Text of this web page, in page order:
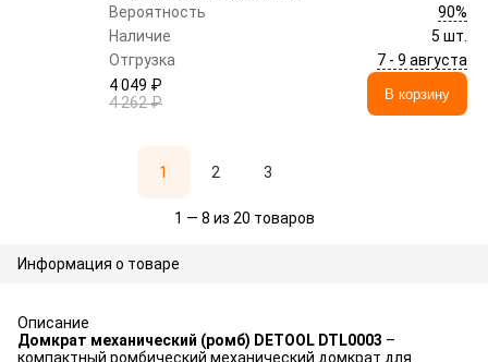
Вероятность
90%
Наличие
5 шт.
Отгрузка
7 - 9 августа
4 049 ₽
4 262 ₽
В корзину
1 2 3
1 — 8 из 20 товаров
Информация о товаре
Описание
Домкрат механический (ромб) DETOOL DTL0003 –
компактный ромбический механический домкрат для